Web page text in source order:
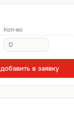
Кол-во
добавить в заявку